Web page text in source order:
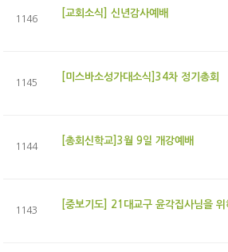
1146
[교회소식] 신년감사예배
1145
[미스바소성가대소식]34차 정기총회
1144
[총회신학교]3월 9일 개강예배
1143
[중보기도] 21대교구 윤각집사님을 위